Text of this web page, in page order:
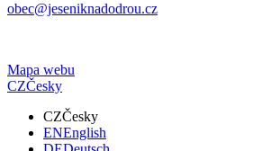
obec@jeseniknadodrou.cz
Mapa webu
CZČesky
CZČesky
ENEnglish